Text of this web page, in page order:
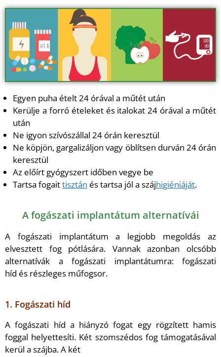
Egyen puha ételt 24 órával a műtét után
Kerülje a forró ételeket és italokat 24 órával a műtét
után
Ne igyon szívószállal 24 órán keresztül
Ne köpjön, gargalizáljon vagy öblítsen durván 24 órán
keresztül
Az előírt gyógyszert időben vegye be
Tartsa fogaittisztán és tartsa jól a szájhigiéniáját.
A fogászati implantátum alternatívái
A fogászati implantátum a legjobb megoldás az
elvesztett fog pótlására. Vannak azonban olcsóbb
alternatívák a fogászati implantátumra: fogászati
híd és részleges műfogsor.
1. Fogászati híd
A fogászati híd a hiányzó fogat egy rögzített hamis
foggal helyettesíti. Két szomszédos fog támogatásával
kerül a szájba. A két